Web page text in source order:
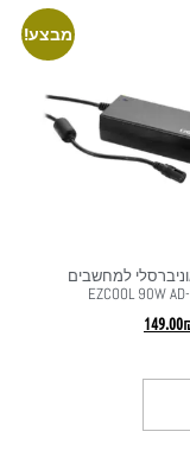
מבצע!
למחשבים
149.00